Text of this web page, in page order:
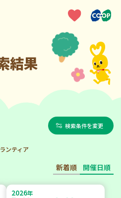
結果
検索条件を変更
ンティア
新着順 開催日順
2026年